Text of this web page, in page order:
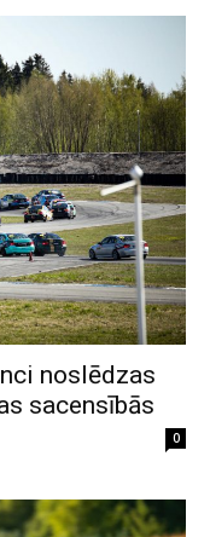
noslēdzas
sacensībās
0